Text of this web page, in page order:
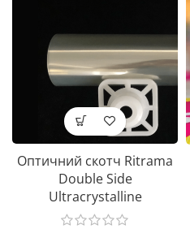
Оптичний скотч Ritrama
Double Side
Ultracrystalline